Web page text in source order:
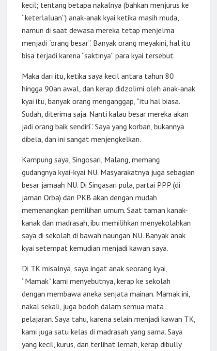
kecil; tentang betapa nakalnya (bahkan menjurus ke
“keterlaluan”) anak-anak kyai ketika masih muda,
namun di saat dewasa mereka tetap menjelma
menjadi “orang besar”. Banyak orang meyakini, hal itu
bisa terjadi karena “saktinya” para kyai tersebut.
Maka dari itu, ketika saya kecil antara tahun 80
hingga 90an awal, dan kerap didzolimi oleh anak-anak
kyai itu, banyak orang menganggap, “itu hal biasa.
Sudah, diterima saja. Nanti kalau besar mereka akan
jadi orang baik sendiri”. Saya yang korban, bukannya
dibela, dan ini sangat menjengkelkan.
Kampung saya, Singosari, Malang, memang
gudangnya kyai-kyai NU. Masyarakatnya juga sebagian
besar jamaah NU. Di Singasari pula, partai PPP (di
jaman Orba) dan PKB akan dengan mudah
memenangkan pemilihan umum. Saat taman kanak-
kanak dan madrasah, ibu memilihkan menyekolahkan
saya di sekolah di bawah naungan NU. Banyak anak
kyai setempat kemudian menjadi kawan saya.
Di TK misalnya, saya ingat anak seorang kyai,
“Mamak” kami menyebutnya, kerap ke sekolah
dengan membawa aneka senjata mainan. Mamak ini,
nakal sekali, juga bodoh dalam semua mata
pelajaran. Saya tahu, karena selain menjadi kawan TK,
kami juga satu kelas di madrasah yang sama. Saya
yang kecil, kurus, dan terlihat lemah, kerap dibully